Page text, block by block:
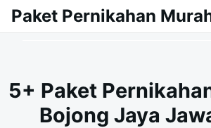
SkipSearch
Paket Pernikahan
5+ Paket
Bojong Jaya